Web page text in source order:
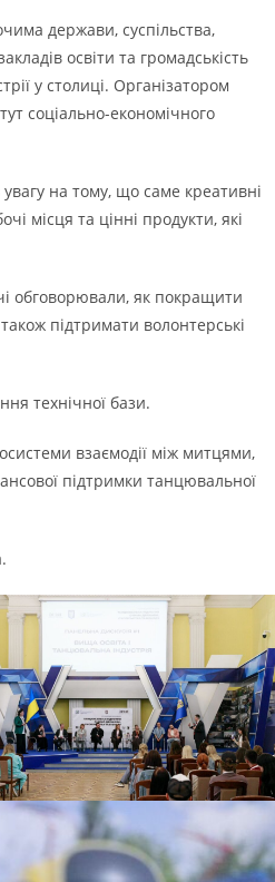
держави, суспільства,
освіти та громадськість
у столиці. Організатором
соціально-економічного
на тому, що саме креативні
місця та цінні продукти, які
обговорювали, як покращити
підтримати волонтерські
технічної бази.
взаємодії між митцями,
підтримки танцювальної